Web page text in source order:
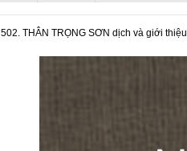
502. THÂN TRỌNG SƠN dịch và giới